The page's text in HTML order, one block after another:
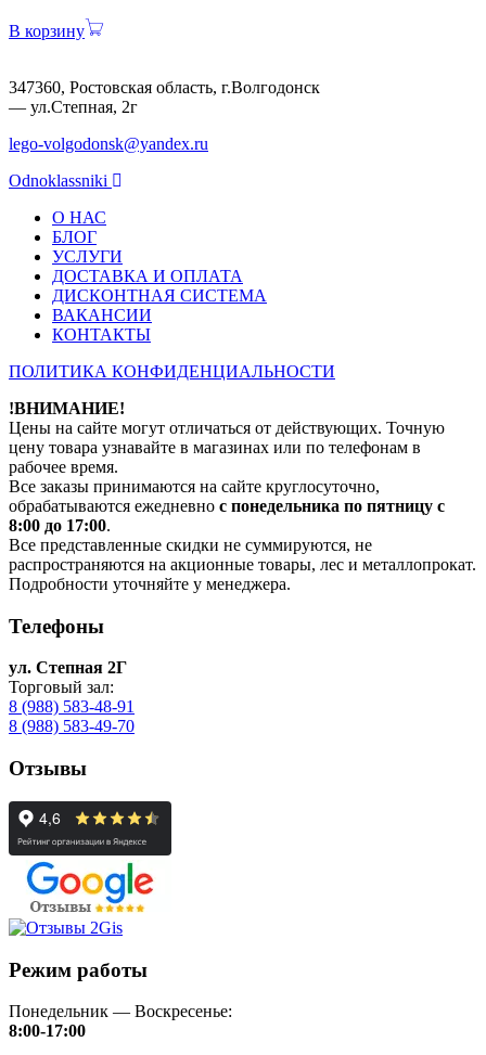
В корзину
347360, Ростовская область, г.Волгодонск
— ул.Степная, 2г
lego-volgodonsk@yandex.ru
Odnoklassniki
О НАС
БЛОГ
УСЛУГИ
ДОСТАВКА И ОПЛАТА
ДИСКОНТНАЯ СИСТЕМА
ВАКАНСИИ
КОНТАКТЫ
ПОЛИТИКА КОНФИДЕНЦИАЛЬНОСТИ
!ВНИМАНИЕ!
Цены на сайте могут отличаться от действующих. Точную
цену товара узнавайте в магазинах или по телефонам в
рабочее время.
Все заказы принимаются на сайте круглосуточно,
обрабатываются ежедневно с понедельника по пятницу с
8:00 до 17:00.
Все представленные скидки не суммируются, не
распространяются на акционные товары, лес и металлопрокат.
Подробности уточняйте у менеджера.
Телефоны
ул. Степная 2Г
Торговый зал:
8 (988) 583-48-91
8 (988) 583-49-70
Отзывы
Режим работы
Понедельник — Воскресенье:
8:00-17:00